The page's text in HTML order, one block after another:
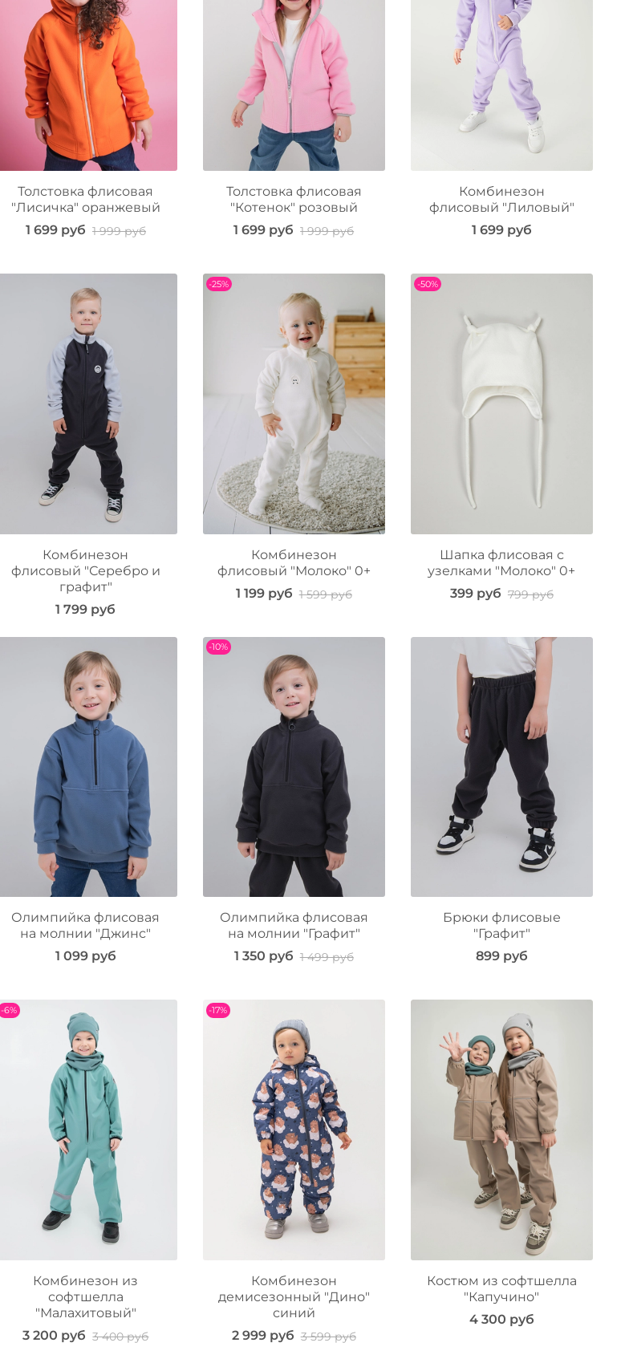
Толстовка флисовая
"Лисичка" оранжевый
1 699 руб 1 999 руб
Толстовка флисовая
"Котенок" розовый
1 699 руб 1 999 руб
Комбинезон
флисовый "Лиловый"
1 699 руб
Комбинезон
флисовый "Серебро и
графит"
1 799 руб
-25%
Комбинезон
флисовый "Молоко" 0+
1 199 руб 1 599 руб
-50%
Шапка флисовая с
узелками "Молоко" 0+
399 руб 799 руб
Олимпийка флисовая
на молнии "Джинс"
1 099 руб
-10%
Олимпийка флисовая
на молнии "Графит"
1 350 руб 1 499 руб
Брюки флисовые
"Графит"
899 руб
-6%
Комбинезон из
софтшелла
"Малахитовый"
3 200 руб 3 400 руб
-17%
Комбинезон
демисезонный "Дино"
синий
2 999 руб 3 599 руб
Костюм из софтшелла
"Капучино"
4 300 руб